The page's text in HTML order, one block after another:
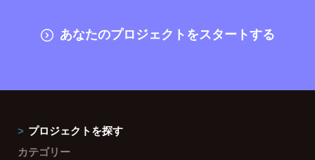
あなたのプロジェクトをスタートする
プロジェクトを探す
カテゴリー